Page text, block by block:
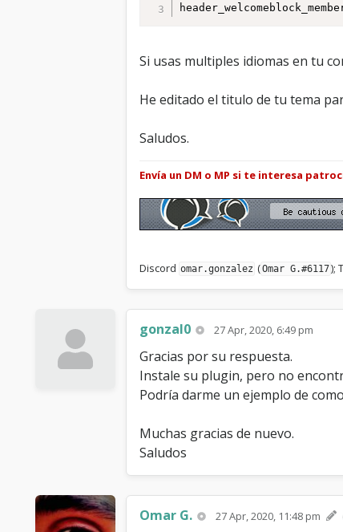
Si usas multiples idiomas en tu
He editado el titulo de tu tema
Saludos.
Envía un DM o MP si te interesa
Discord omar.gonzalez (Omar G.#6117);
gonzal0 27 Apr, 2020, 6:49 pm
Gracias por su respuesta.
Instale su plugin, pero no
Podría darme un ejemplo de
Muchas gracias de nuevo.
Saludos
Omar G. 27 Apr, 2020, 11:48 pm